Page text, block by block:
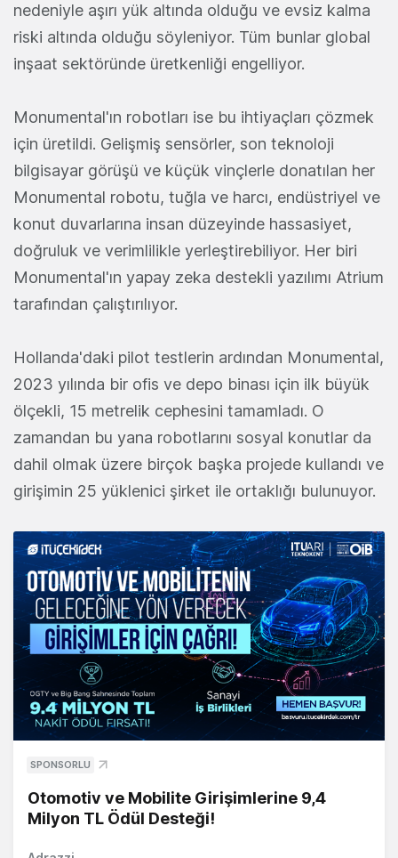
nedeniyle aşırı yük altında olduğu ve evsiz kalma
riski altında olduğu söyleniyor. Tüm bunlar global
inşaat sektöründe üretkenliği engelliyor.
Monumental'ın robotları ise bu ihtiyaçları çözmek
için üretildi. Gelişmiş sensörler, son teknoloji
bilgisayar görüşü ve küçük vinçlerle donatılan her
Monumental robotu, tuğla ve harcı, endüstriyel ve
konut duvarlarına insan düzeyinde hassasiyet,
doğruluk ve verimlilikle yerleştirebiliyor. Her biri
Monumental'ın yapay zeka destekli yazılımı Atrium
tarafından çalıştırılıyor.
Hollanda'daki pilot testlerin ardından Monumental,
2023 yılında bir ofis ve depo binası için ilk büyük
ölçekli, 15 metrelik cephesini tamamladı. O
zamandan bu yana robotlarını sosyal konutlar da
dahil olmak üzere birçok başka projede kullandı ve
girişimin 25 yüklenici şirket ile ortaklığı bulunuyor.
SPONSORLU
Otomotiv ve Mobilite Girişimlerine 9,4
Milyon TL Ödül Desteği!